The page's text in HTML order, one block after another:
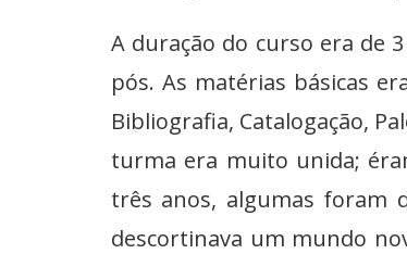
A duração do curso era de
pós. As matérias básicas
Bibliografia, Catalogação,
turma era muito unida;
três anos, algumas foram
descortinava um mundo